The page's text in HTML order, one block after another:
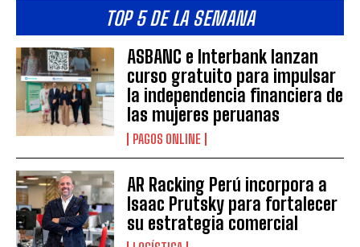
TOP 5 DE LA SEMANA
ASBANC e Interbank lanzan
curso gratuito para impulsar
la independencia financiera de
las mujeres peruanas
PAGOS ONLINE
AR Racking Perú incorpora a
Isaac Prutsky para fortalecer
su estrategia comercial